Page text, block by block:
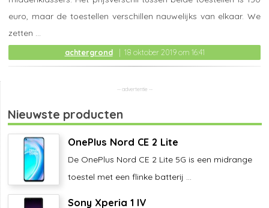
achtergrond 18 oktober 2019 om 16:41
euro, maar de toestellen verschillen nauwelijks van elkaar. We
zetten ...
Nieuwste producten
OnePlus Nord CE 2 Lite
De OnePlus Nord CE 2 Lite 5G is een midrange
toestel met een flinke batterij ...
Sony Xperia 1 IV